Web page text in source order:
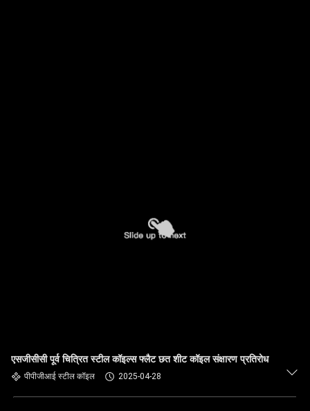
एसजीसीसी पूर्व चित्रित स्टील कॉइल्स फ्लैट छत शीट कॉइल संक्षारण प्रतिरोध
पीपीजीआई स्टील कॉइल 2025-04-28